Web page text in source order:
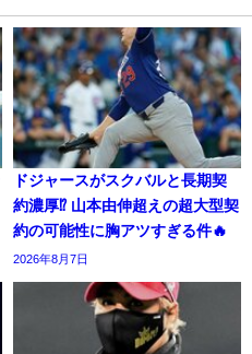
ドジャースがスクバルと長期契
約濃厚⁉︎ 山本由伸超えの超大型契
約の可能性に胸アツすぎる件🔥
2026年8月7日